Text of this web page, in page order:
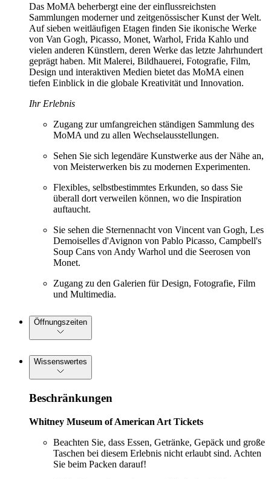
Das MoMA beherbergt eine der einflussreichsten
Sammlungen moderner und zeitgenössischer Kunst der Welt.
Auf sieben weitläufigen Etagen finden Sie ikonische Werke
von Van Gogh, Picasso, Monet, Warhol, Frida Kahlo und
vielen anderen Künstlern, deren Werke das letzte Jahrhundert
geprägt haben. Mit Malerei, Bildhauerei, Fotografie, Film,
Design und interaktiven Medien bietet das MoMA einen
tiefen Einblick in die globale Kreativität und Innovation.
Ihr Erlebnis
Zugang zur umfangreichen ständigen Sammlung des
MoMA und zu allen Wechselausstellungen.
Sehen Sie sich legendäre Kunstwerke aus der Nähe an,
von Meisterwerken bis zu modernen Experimenten.
Flexibles, selbstbestimmtes Erkunden, so dass Sie
überall dort verweilen können, wo die Inspiration
auftaucht.
Sie sehen die Sternennacht von Vincent van Gogh, Les
Demoiselles d'Avignon von Pablo Picasso, Campbell's
Soup Cans von Andy Warhol und die Seerosen von
Monet.
Zugang zu den Galerien für Design, Fotografie, Film
und Multimedia.
Öffnungszeiten
Wissenswertes
Beschränkungen
Whitney Museum of American Art Tickets
Beachten Sie, dass Essen, Getränke, Gepäck und große
Taschen bei diesem Erlebnis nicht erlaubt sind. Achten
Sie beim Packen darauf!